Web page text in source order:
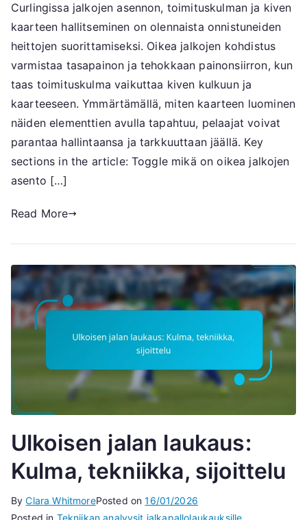
heitto:
Jalkojen
asento,
kulma,
kaari
Curlingissa jalkojen asennon, toimituskulman ja kiven
kaarteen hallitseminen on olennaista onnistuneiden
heittojen suorittamiseksi. Oikea jalkojen kohdistus
varmistaa tasapainon ja tehokkaan painonsiirron, kun
taas toimituskulma vaikuttaa kiven kulkuun ja
kaarteeseen. Ymmärtämällä, miten kaarteen luominen
näiden elementtien avulla tapahtuu, pelaajat voivat
parantaa hallintaansa ja tarkkuuttaan jäällä. Key
sections in the article: Toggle mikä on oikea jalkojen
asento […]
Read More
Ulkoisen jalan laukaus:
Kulma, tekniikka, sijoittelu
ByClara WhitmorePosted on16/01/2026
Posted in Tekniikan analyysit jalkapallolaukauksille